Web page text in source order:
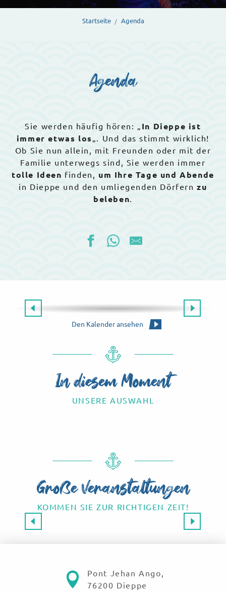
Startseite Agenda
Agenda
Sie werden häufig hören: „ In Dieppe ist
immer etwas los „. Und das stimmt wirklich!
Ob Sie nun allein, mit Freunden oder mit der
Familie unterwegs sind, Sie werden immer
tolle Ideen finden, um Ihre Tage und Abende
in Dieppe und den umliegenden Dörfernzu
beleben.
Den Kalender ansehen
Die Agenda für dieses Wochenende
In diesem Moment
UNSERE AUSWAHL
Große Veranstaltungen
KOMMEN SIE ZUR RICHTIGEN ZEIT!
Pont Jehan Ango,
76200 Dieppe